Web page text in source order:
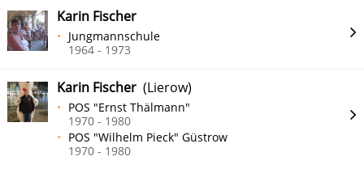
Karin Fischer
Jungmannschule
1964 - 1973
Karin Fischer (Lierow)
POS "Ernst Thälmann"
1970 - 1980
POS "Wilhelm Pieck" Güstrow
1970 - 1980